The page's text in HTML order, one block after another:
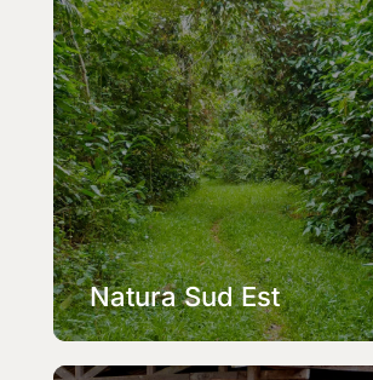
Natura Sud Est